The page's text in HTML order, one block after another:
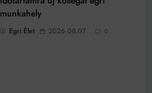
munkahely
Egri Élet 2026.08.07. 0